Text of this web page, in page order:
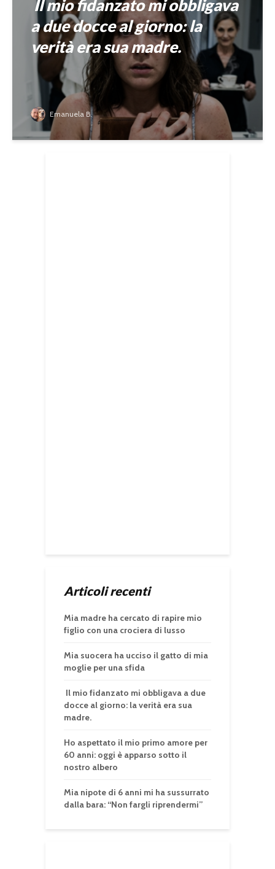
Il mio fidanzato mi obbligava
a due docce al giorno: la
verità era sua madre.
Emanuela B.
Articoli recenti
Mia madre ha cercato di rapire mio
figlio con una crociera di lusso
Mia suocera ha ucciso il gatto di mia
moglie per una sfida
Il mio fidanzato mi obbligava a due
docce al giorno: la verità era sua
madre.
Ho aspettato il mio primo amore per
60 anni: oggi è apparso sotto il
nostro albero
Mia nipote di 6 anni mi ha sussurrato
dalla bara: “Non fargli riprendermi”